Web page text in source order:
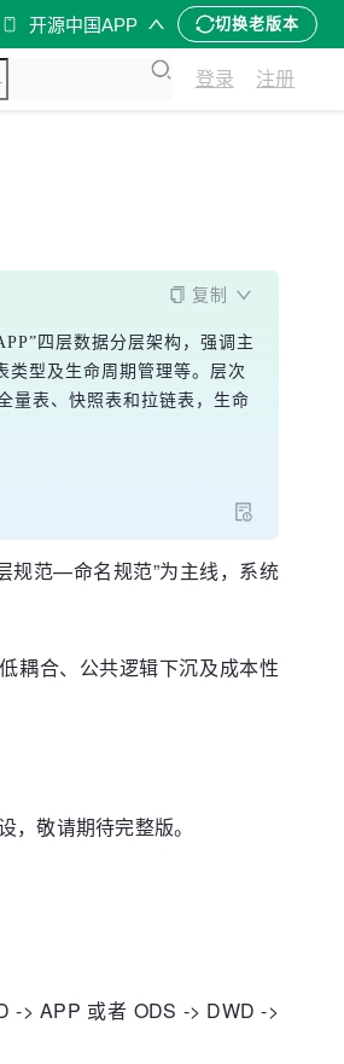
开源中国APP 切换老版本
登录 注册
复制
四层数据分层架构，强调主
型及生命周期管理等。层次
量表、快照表和拉链表，生命
规范—命名规范”为主线，系统
耦合、公共逻辑下沉及成本性
敬请期待完整版。
-> APP 或者 ODS -> DWD ->